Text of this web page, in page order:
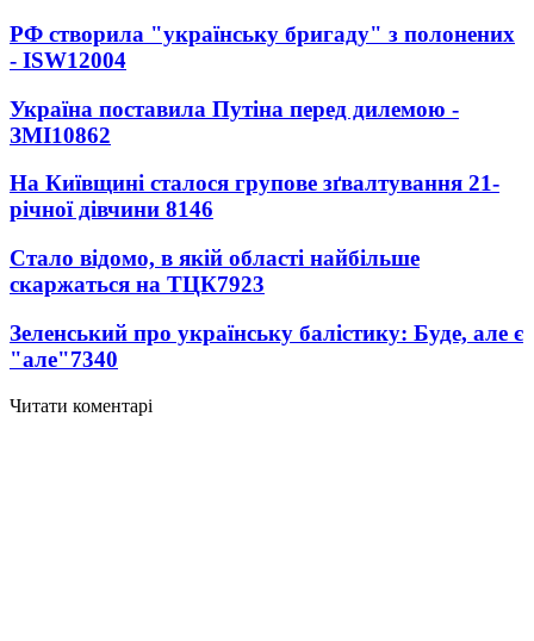
РФ створила "українську бригаду" з полонених
- ISW12004
Україна поставила Путіна перед дилемою -
ЗМІ10862
На Київщині сталося групове зґвалтування 21-
річної дівчини 8146
Стало відомо, в якій області найбільше
скаржаться на ТЦК7923
Зеленський про українську балістику: Буде, але є
"але"7340
Читати коментарі